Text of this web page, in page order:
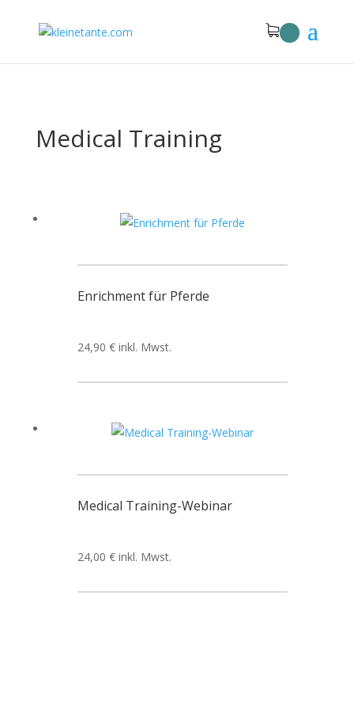
Medical Training
Enrichment für Pferde
24,90€ inkl. Mwst.
Medical Training-Webinar
24,00€ inkl. Mwst.